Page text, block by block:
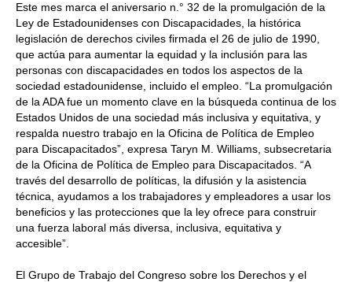
Este mes marca el aniversario n.° 32 de la promulgación de la
Ley de Estadounidenses con Discapacidades, la histórica
legislación de derechos civiles firmada el 26 de julio de 1990,
que actúa para aumentar la equidad y la inclusión para las
personas con discapacidades en todos los aspectos de la
sociedad estadounidense, incluido el empleo. “La promulgación
de la ADA fue un momento clave en la búsqueda continua de los
Estados Unidos de una sociedad más inclusiva y equitativa, y
respalda nuestro trabajo en la Oficina de Política de Empleo
para Discapacitados”, expresa Taryn M. Williams, subsecretaria
de la Oficina de Política de Empleo para Discapacitados. “A
través del desarrollo de políticas, la difusión y la asistencia
técnica, ayudamos a los trabajadores y empleadores a usar los
beneficios y las protecciones que la ley ofrece para construir
una fuerza laboral más diversa, inclusiva, equitativa y
accesible”.
El Grupo de Trabajo del Congreso sobre los Derechos y el